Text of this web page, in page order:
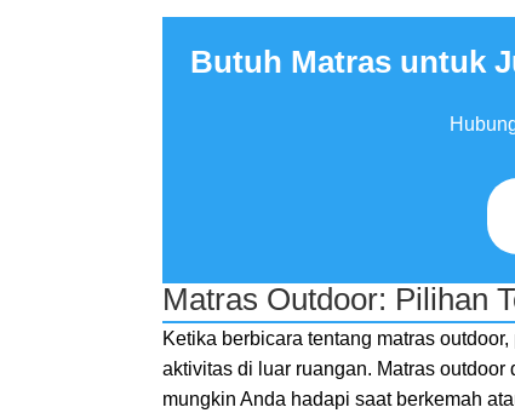
Butuh Matras untuk
Matras Outdoor: Pilihan
Ketika berbicara tentang matras
aktivitas di luar ruangan. Matras
mungkin Anda hadapi saat berkemah